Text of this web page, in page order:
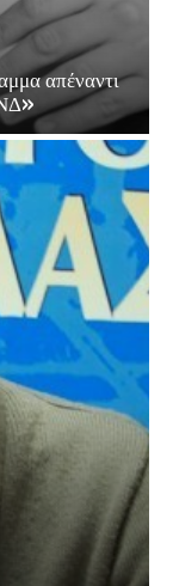
απέναντι